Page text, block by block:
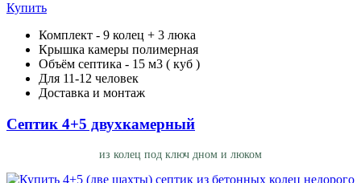
Купить
Комплект - 9 колец + 3 люка
Крышка камеры полимерная
Объём септика - 15 м3 ( куб )
Для 11-12 человек
Доставка и монтаж
Септик 4+5 двухкамерный
из колец под ключ дном и люком